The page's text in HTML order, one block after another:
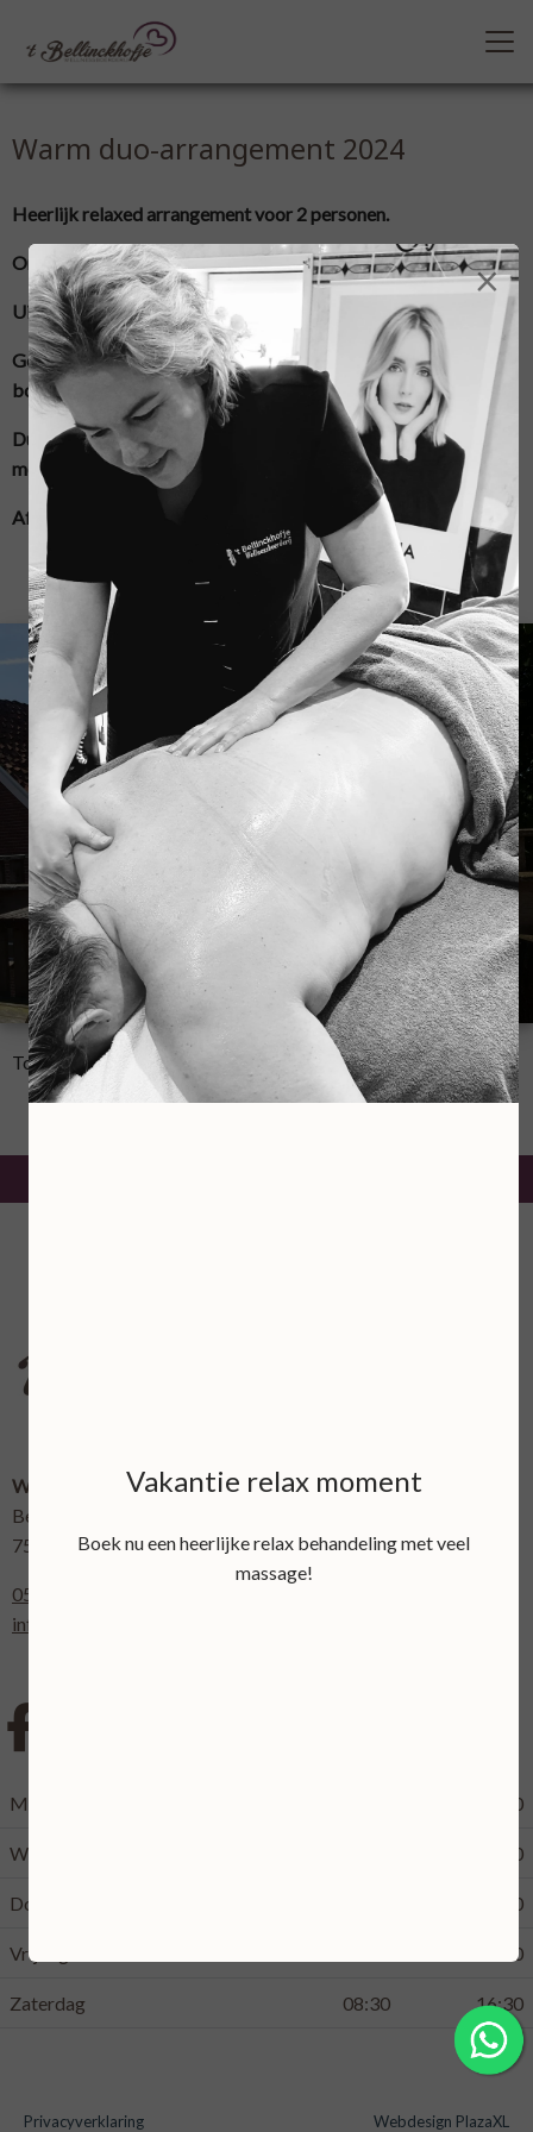
Warm duo-arrangement 2024
Heerlijk relaxed arrangement voor 2 personen.
Ontvangst met koffie/thee en lekkernijen
Uitreiking van badjas en handdoeken
Gebruik maken van Finse sauna en stoomcabine op onze
bovenverdieping
Duo rugmassage ( of achter elkaar, als het in de planning niet
mogelijk is)
Afscheidsdrankje
Totaal prijs € 130,00 ( voor 2 personen)
Wellnessboerderij 't Bellinckhofje
Bellinckhofweg 7
7595 LL Weerselo
0541-661354 dit is tevens ons Whatsapp nummer
info@bellinckhofje.nl
Maandag 17:00
Woensdag 21:00
Donderdag 21:00
Vrijdag 17:00
Zaterdag 08:30 16:30
Privacyverklaring Webdesign PlazaXL
×
Vakantie relax moment
Boek nu een heerlijke relax behandeling met veel
massage!